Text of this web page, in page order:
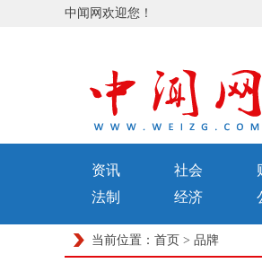
中闻网欢迎您！
资讯 社会
法制
经济
当前位置： 首页 > 品牌